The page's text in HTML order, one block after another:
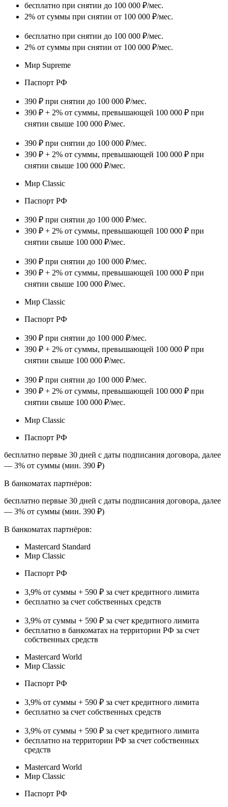
бесплатно при снятии до 100 000 ₽/мес.
2% от суммы при снятии от 100 000 ₽/мес.
бесплатно при снятии до 100 000 ₽/мес.
2% от суммы при снятии от 100 000 ₽/мес.
Мир Supreme
Паспорт РФ
390 ₽ при снятии до 100 000 ₽/мес.
390 ₽ + 2% от суммы, превышающей 100 000 ₽ при
снятии свыше 100 000 ₽/мес.
390 ₽ при снятии до 100 000 ₽/мес.
390 ₽ + 2% от суммы, превышающей 100 000 ₽ при
снятии свыше 100 000 ₽/мес.
Мир Classic
Паспорт РФ
390 ₽ при снятии до 100 000 ₽/мес.
390 ₽ + 2% от суммы, превышающей 100 000 ₽ при
снятии свыше 100 000 ₽/мес.
390 ₽ при снятии до 100 000 ₽/мес.
390 ₽ + 2% от суммы, превышающей 100 000 ₽ при
снятии свыше 100 000 ₽/мес.
Мир Classic
Паспорт РФ
390 ₽ при снятии до 100 000 ₽/мес.
390 ₽ + 2% от суммы, превышающей 100 000 ₽ при
снятии свыше 100 000 ₽/мес.
390 ₽ при снятии до 100 000 ₽/мес.
390 ₽ + 2% от суммы, превышающей 100 000 ₽ при
снятии свыше 100 000 ₽/мес.
Мир Classic
Паспорт РФ
бесплатно первые 30 дней с даты подписания договора, далее
— 3% от суммы (мин. 390 ₽)
В банкоматах партнёров:
бесплатно первые 30 дней с даты подписания договора, далее
— 3% от суммы (мин. 390 ₽)
В банкоматах партнёров:
Mastercard Standard
Мир Classic
Паспорт РФ
3,9% от суммы + 590 ₽ за счет кредитного лимита
бесплатно за счет собственных средств
3,9% от суммы + 590 ₽ за счет кредитного лимита
бесплатно в банкоматах на территории РФ за счет
собственных средств
Mastercard World
Мир Classic
Паспорт РФ
3,9% от суммы + 590 ₽ за счет кредитного лимита
бесплатно за счет собственных средств
3,9% от суммы + 590 ₽ за счет кредитного лимита
бесплатно на территории РФ за счет собственных
средств
Mastercard World
Мир Classic
Паспорт РФ